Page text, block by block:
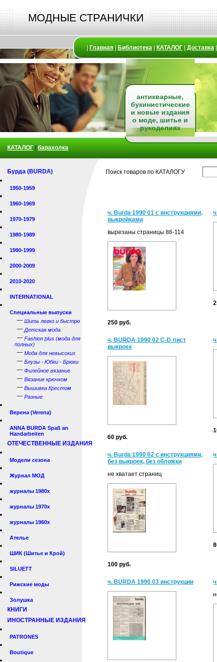
МОДНЫЕ СТРАНИЧКИ
Главная Библиотека КАТАЛОГ Доставка
антикварные,
букинистические
и новые издания
о моде, шитье и
рукоделиях
КАТАЛОГ /барахолка
Бурда (BURDA)
1950-1959
1960-1969
1970-1979
1980-1989
1990-1999
2000-2009
2010-2020
INTERNATIONAL
Специальные выпуски
— Шить легко и быстро
— Детская мода
— Fashion plus (мода для
полных)
— Мода для невысоких
— Блузы - Юбки - Брюки
— Филейное вязание
— Вязание крючком
— Вышивка Крестом
— Разные
Верена (Verena)
ANNA BURDA Spaß an
Handarbeiten
ОТЕЧЕСТВЕННЫЕ ИЗДАНИЯ
Модели сезона
Журнал МОД
журналы 1980х
журналы 1970х
журналы 1960х
Ателье
ШИК (Шитье и Крой)
SILUETT
Рижские моды
Золушка
КНИГИ
ИНОСТРАННЫЕ ИЗДАНИЯ
PATRONES
Boutique
Поиск товаров по КАТАЛОГУ
ч. Burda 1990 01 с инструкциями,
выкройками
вырезаны страницы 86-114
250 руб.
ч. BURDA 1990 02 C-D лист
выкроек
60 руб.
ч. Burda 1990 02 с инструкциями,
без выкроек, без обложки
не хватает страниц
100 руб.
ч. BURDA 1990 03 инструкции